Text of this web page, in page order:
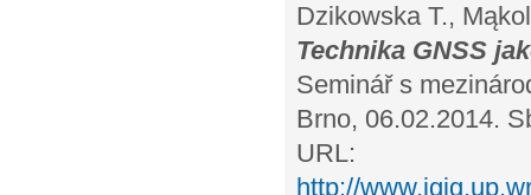
Dzikowska T.,
Technika GNSS
Seminář s
Brno, 06.02.2014.
URL:
http://